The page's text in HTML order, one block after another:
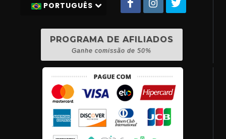
PORTUGUÊS
PROGRAMA DE AFILIADOS
Ganhe comissão de 50%